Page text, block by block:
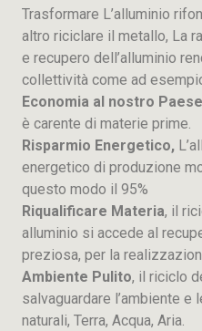
Trasformare L’alluminio
altro riciclare il metallo, La
e recupero dell’alluminio
collettività come ad
Economia al nostro Paese
è carente di materie prime.
Risparmio Energetico,
energetico di produzione
questo modo il 95%
Riqualificare Materia, il
alluminio si accede al
preziosa, per la
Ambiente Pulito, il riciclo
salvaguardare l’ambiente
naturali, Terra, Acqua, Aria.